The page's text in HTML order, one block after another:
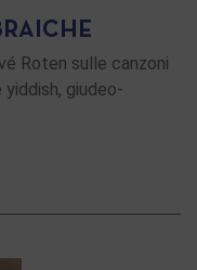
Roten sulle canzoni
giudeo-